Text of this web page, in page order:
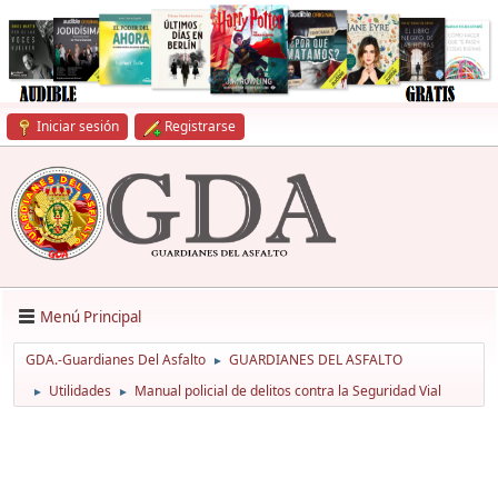
Iniciar sesión Registrarse
Menú Principal
GDA.-Guardianes Del Asfalto ► GUARDIANES DEL ASFALTO
► Utilidades ► Manual policial de delitos contra la Seguridad Vial